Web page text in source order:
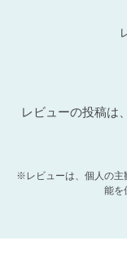
レビューの投稿は
※レビューは、個人の主
能を